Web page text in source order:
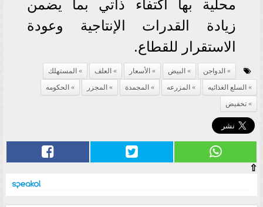
محلية بها اكتفاء ذاتي بما يضمن
زيادة القدرات الإنتاجية وعودة
الاستقرار للقطاع.
الدواجن البيض الأسعار العلف
المستهلك
السلع الغذائيه
المزرعه المجمدة المجزر
الحكومه
تخفيض
⇧